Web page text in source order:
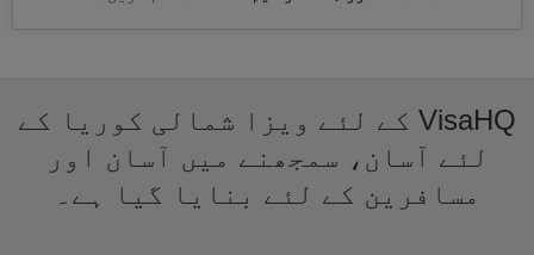
VisaHQ کے لئے ویزا شمالی کوریا کے
لئے آسان، سمجھنے میں آسان اور
مسافرین کے لئے بنایا گیا ہے۔